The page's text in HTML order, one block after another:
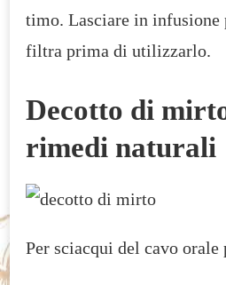
timo. Lasciare in infusione
filtra prima di utilizzarlo.
Decotto di
rimedi naturali
Per sciacqui del cavo